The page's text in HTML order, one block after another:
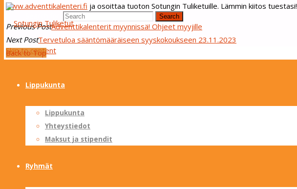
Search
Sotungin Tuliketut
Skip to content
Lippukunta
Lippukunta
Yhteystiedot
Maksut ja stipendit
Ryhmät
www.adventtikalenteri.fi ja osoittaa tuoton Sotungin Tuliketuille. Lämmin kiitos tuestasi!
Previous PostAdventtikalenterit myynnissä! Ohjeet myyjille
Next PostTervetuloa sääntömääräiseen syyskokoukseen 23.11.2023
Back to Top